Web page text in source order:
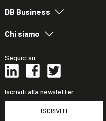
DB Business
Chi siamo
Seguici su
Iscriviti alla newsletter
ISCRIVITI